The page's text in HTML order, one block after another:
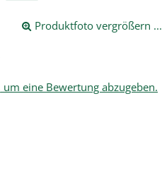
Produktfoto vergrößern ...
um eine Bewertung abzugeben.